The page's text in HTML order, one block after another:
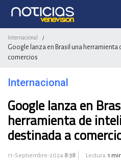
Internacional /
Google lanza en Brasil una
comercios
Internacional
Google lanza en
herramienta de
destinada a
11-Septiembre-2024 8:38 Lectura: 1